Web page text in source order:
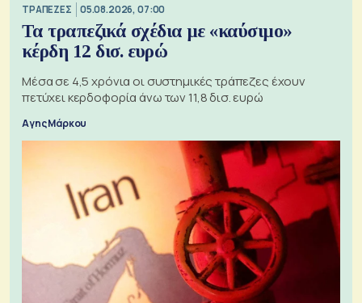
ΤΡΑΠΕΖΕΣ 05.08.2026, 07:00
Τα τραπεζικά σχέδια με «καύσιμο»
κέρδη 12 δισ. ευρώ
Μέσα σε 4,5 χρόνια οι συστημικές τράπεζες έχουν
πετύχει κερδοφορία άνω των 11,8 δισ. ευρώ
Αγης Μάρκου